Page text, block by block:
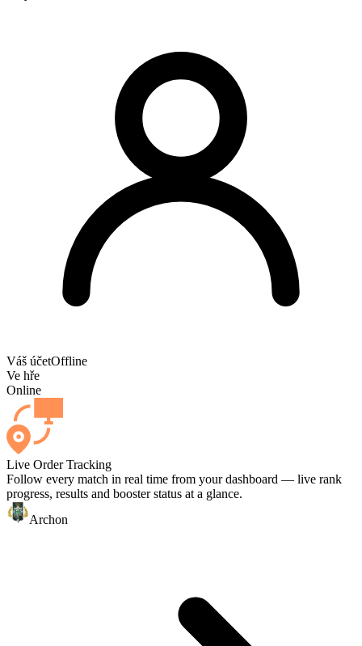
Váš účetOffline
Ve hře
Online
Live Order Tracking
Follow every match in real time from your dashboard — live rank
progress, results and booster status at a glance.
Archon